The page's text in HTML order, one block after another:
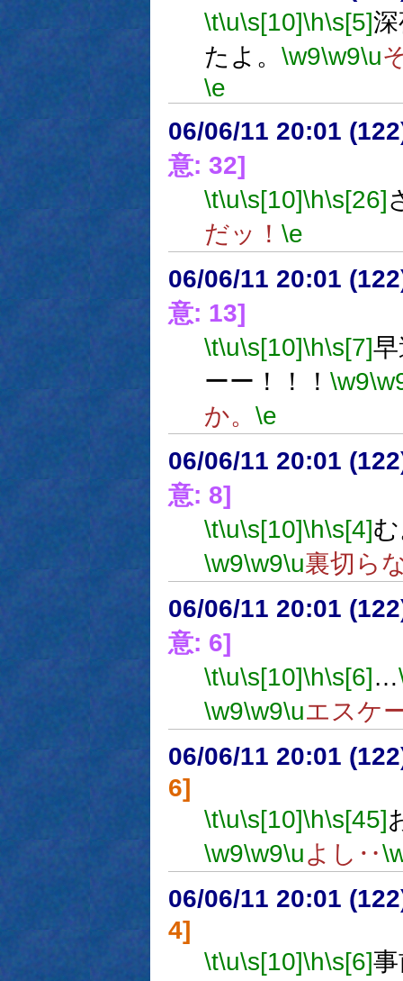
\t\u\s[10]\h\s[5]
たよ。 \w9\w9\u
\e
06/06/11 20:01
意: 32]
\t\u\s[10]\h\s[26]
だッ！ \e
06/06/11 20:01
意: 13]
\t\u\s[10]\h\s[7]
ーー！！！ \w9
か。 \e
06/06/11 20:01
意: 8]
\t\u\s[10]\h\s[4]
\w9\w9\u裏切ら
06/06/11 20:01
意: 6]
\t\u\s[10]\h\s[6]…
\w9\w9\uエスケ
06/06/11 20:01
6]
\t\u\s[10]\h\s[45]
\w9\w9\uよし‥
06/06/11 20:01
4]
\t\u\s[10]\h\s[6]